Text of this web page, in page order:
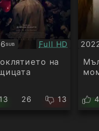
SUB Качество:
Full HD
на
26 13